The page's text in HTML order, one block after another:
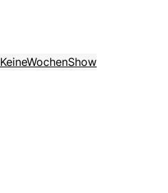
KeineWochenShow